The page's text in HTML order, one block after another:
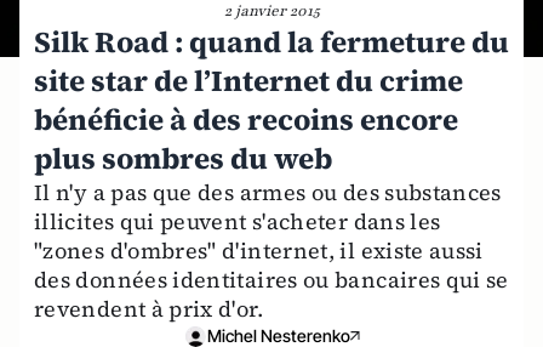
2 janvier 2015
Silk Road : quand la fermeture du
site star de l’Internet du crime
bénéficie à des recoins encore
plus sombres du web
Il n'y a pas que des armes ou des substances
illicites qui peuvent s'acheter dans les
"zones d'ombres" d'internet, il existe aussi
des données identitaires ou bancaires qui se
revendent à prix d'or.
Michel Nesterenko